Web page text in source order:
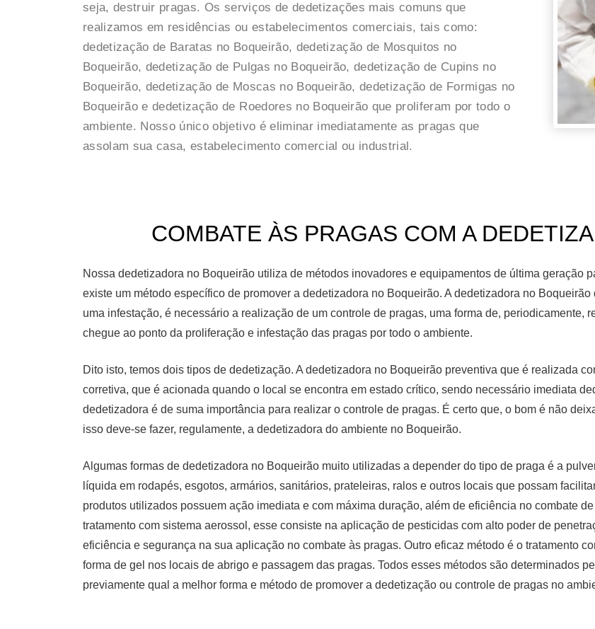
seja, destruir pragas. Os serviços de dedetizações mais comuns que
realizamos em residências ou estabelecimentos comerciais, tais como:
dedetização de Baratas no Boqueirão, dedetização de Mosquitos no
Boqueirão, dedetização de Pulgas no Boqueirão, dedetização de Cupins no
Boqueirão, dedetização de Moscas no Boqueirão, dedetização de Formigas no
Boqueirão e dedetização de Roedores no Boqueirão que proliferam por todo o
ambiente. Nosso único objetivo é eliminar imediatamente as pragas que
assolam sua casa, estabelecimento comercial ou industrial.
COMBATE ÀS PRAGAS COM A
Nossa dedetizadora no Boqueirão utiliza de métodos inovadores e equipamentos de última geração
existe um método específico de promover a dedetizadora no Boqueirão. A dedetizadora no
uma infestação, é necessário a realização de um controle de pragas, uma forma de, periodicamente,
chegue ao ponto da proliferação e infestação das pragas por todo o ambiente.
Dito isto, temos dois tipos de dedetização. A dedetizadora no Boqueirão preventiva que é realizada
corretiva, que é acionada quando o local se encontra em estado crítico, sendo necessário imediata
dedetizadora é de suma importância para realizar o controle de pragas. É certo que, o bom é não
isso deve-se fazer, regulamente, a dedetizadora do ambiente no Boqueirão.
Algumas formas de dedetizadora no Boqueirão muito utilizadas a depender do tipo de praga é a
líquida em rodapés, esgotos, armários, sanitários, prateleiras, ralos e outros locais que possam
produtos utilizados possuem ação imediata e com máxima duração, além de eficiência no combate
tratamento com sistema aerossol, esse consiste na aplicação de pesticidas com alto poder de
eficiência e segurança na sua aplicação no combate às pragas. Outro eficaz método é o tratamento
forma de gel nos locais de abrigo e passagem das pragas. Todos esses métodos são determinados
previamente qual a melhor forma e método de promover a dedetização ou controle de pragas no